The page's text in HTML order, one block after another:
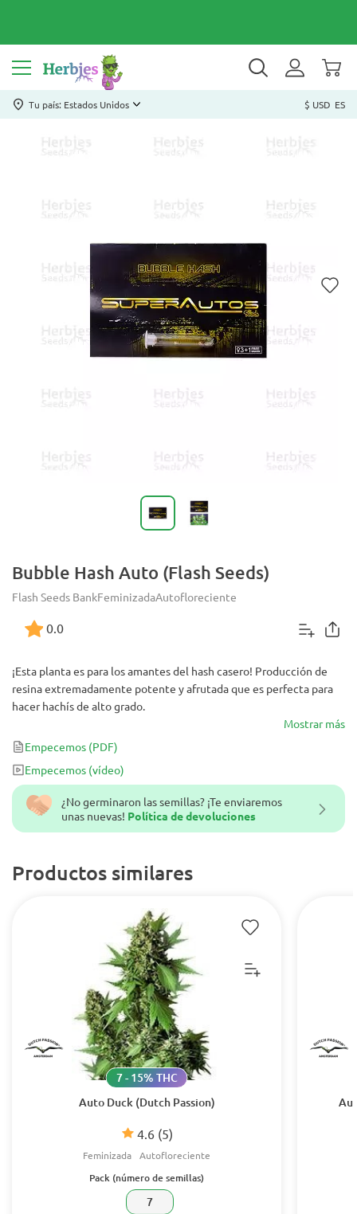
Tu país: Estados Unidos $ USD ES
Bubble Hash Auto (Flash Seeds)
Flash Seeds BankFeminizadaAutofloreciente
0.0
¿No germinaron las semillas? ¡Te enviaremos
unas nuevas! Política de devoluciones
Productos similares
Auto Duck (Dutch Passion)
4.6 (5)
7 - 15% THC
Feminizada Autofloreciente
Pack (número de semillas)
7
¡Esta planta es para los amantes del hash casero! Producción de
resina extremadamente potente y afrutada que es perfecta para
hacer hachís de alto grado.
Mostrar más
Empecemos (PDF)
Empecemos (vídeo)